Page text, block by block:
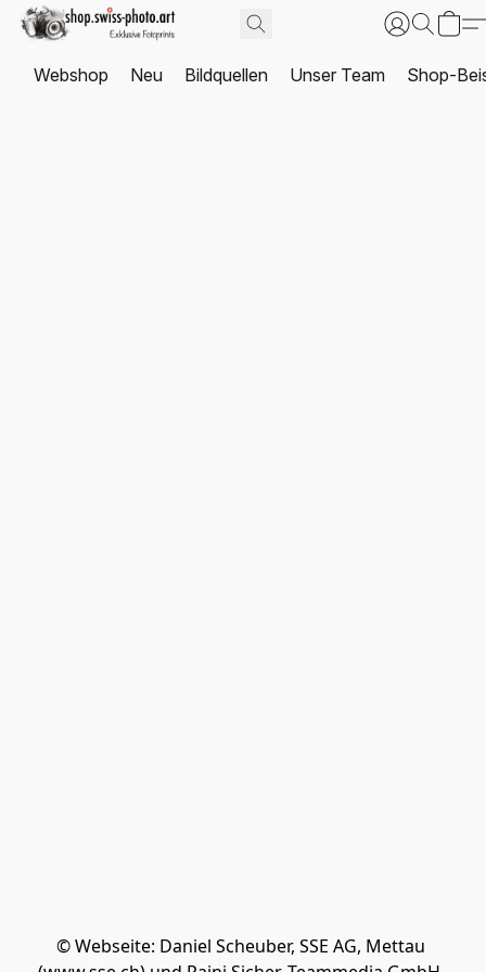
Webshop Neu Bildquellen Unser Team Shop-
© Webseite: Daniel Scheuber, SSE AG, Mettau